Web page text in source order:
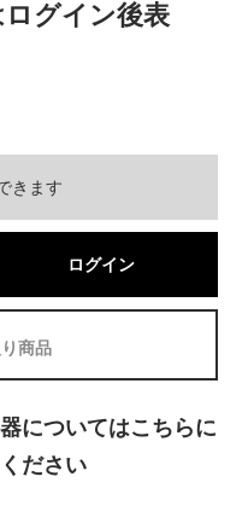
グイン後表
きます
ログイン
商品
についてはこちらに
ださい